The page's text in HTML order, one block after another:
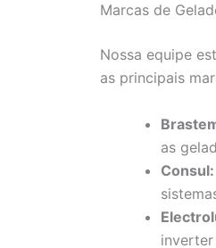
Marcas de
Nossa equipe
as principais
as
Consul: